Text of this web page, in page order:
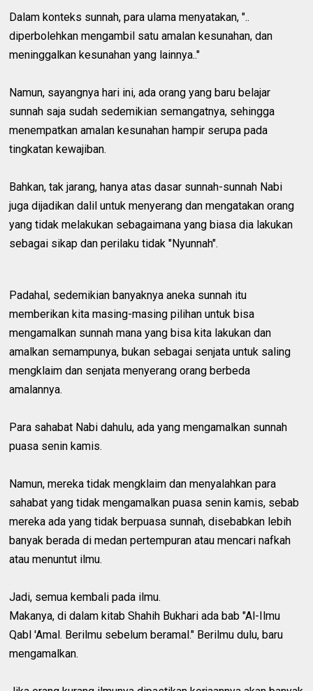
Dalam konteks sunnah, para ulama menyatakan, "..
diperbolehkan mengambil satu amalan kesunahan, dan
meninggalkan kesunahan yang lainnya.."
Namun, sayangnya hari ini, ada orang yang baru belajar
sunnah saja sudah sedemikian semangatnya, sehingga
menempatkan amalan kesunahan hampir serupa pada
tingkatan kewajiban.
Bahkan, tak jarang, hanya atas dasar sunnah-sunnah Nabi
juga dijadikan dalil untuk menyerang dan mengatakan orang
yang tidak melakukan sebagaimana yang biasa dia lakukan
sebagai sikap dan perilaku tidak "Nyunnah".
Padahal, sedemikian banyaknya aneka sunnah itu
memberikan kita masing-masing pilihan untuk bisa
mengamalkan sunnah mana yang bisa kita lakukan dan
amalkan semampunya, bukan sebagai senjata untuk saling
mengklaim dan senjata menyerang orang berbeda
amalannya.
Para sahabat Nabi dahulu, ada yang mengamalkan sunnah
puasa senin kamis.
Namun, mereka tidak mengklaim dan menyalahkan para
sahabat yang tidak mengamalkan puasa senin kamis, sebab
mereka ada yang tidak berpuasa sunnah, disebabkan lebih
banyak berada di medan pertempuran atau mencari nafkah
atau menuntut ilmu.
Jadi, semua kembali pada ilmu.
Makanya, di dalam kitab Shahih Bukhari ada bab "Al-Ilmu
Qabl 'Amal. Berilmu sebelum beramal." Berilmu dulu, baru
mengamalkan.